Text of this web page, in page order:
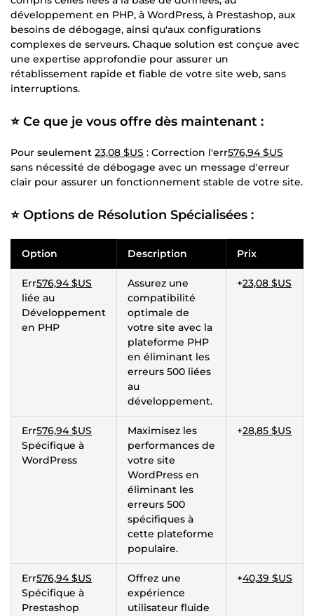
développement en PHP, à WordPress, à Prestashop, aux
besoins de débogage, ainsi qu'aux configurations
complexes de serveurs. Chaque solution est conçue avec
une expertise approfondie pour assurer un
rétablissement rapide et fiable de votre site web, sans
interruptions.
⭐ Ce que je vous offre dès maintenant :
Pour seulement 23,08 $US : Correction l'err576,94 $US
sans nécessité de débogage avec un message d'erreur
clair pour assurer un fonctionnement stable de votre site.
⭐ Options de Résolution Spécialisées :
Option Description Prix
Err576,94 $US
liée au
Développement
en PHP
Assurez une
compatibilité
optimale de
votre site avec la
plateforme PHP
en éliminant les
erreurs 500 liées
au
développement.
+23,08 $US
Err576,94 $US
Spécifique à
WordPress
Maximisez les
performances de
votre site
WordPress en
éliminant les
erreurs 500
spécifiques à
cette plateforme
populaire.
+28,85 $US
Err576,94 $US
Spécifique à
Prestashop
Offrez une
expérience
utilisateur fluide
+40,39 $US